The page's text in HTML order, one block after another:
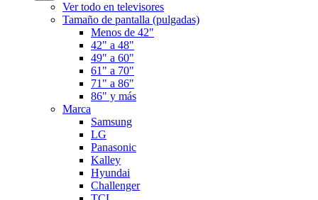
Ver todo en televisores
Tamaño de pantalla (pulgadas)
Menos de 42"
42" a 48"
49" a 60"
61" a 70"
71" a 86"
86" y más
Marca
Samsung
LG
Panasonic
Kalley
Hyundai
Challenger